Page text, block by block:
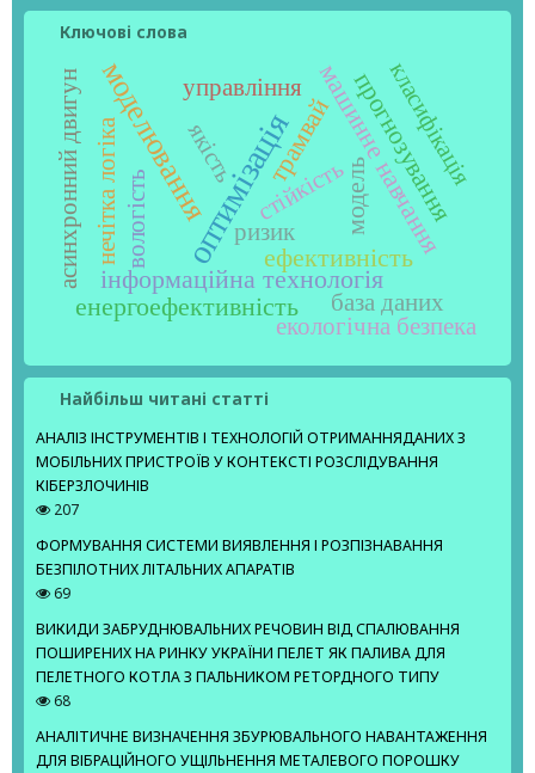
Ключові слова
оптимізація
моделювання
інформаційна технологія
ефективність
машинне навчання
модель
прогнозування
енергоефективність
трамвай
вологість ризик
управління
стійкість
асинхронний двигун якість
екологічна безпека
нечітка логіка класифікація
база даних
Найбільш читані статті
АНАЛІЗ ІНСТРУМЕНТІВ І ТЕХНОЛОГІЙ ОТРИМАННЯДАНИХ З
МОБІЛЬНИХ ПРИСТРОЇВ У КОНТЕКСТІ РОЗСЛІДУВАННЯ
КІБЕРЗЛОЧИНІВ
207
ФОРМУВАННЯ СИСТЕМИ ВИЯВЛЕННЯ І РОЗПІЗНАВАННЯ
БЕЗПІЛОТНИХ ЛІТАЛЬНИХ АПАРАТІВ
69
ВИКИДИ ЗАБРУДНЮВАЛЬНИХ РЕЧОВИН ВІД СПАЛЮВАННЯ
ПОШИРЕНИХ НА РИНКУ УКРАЇНИ ПЕЛЕТ ЯК ПАЛИВА ДЛЯ
ПЕЛЕТНОГО КОТЛА З ПАЛЬНИКОМ РЕТОРДНОГО ТИПУ
68
АНАЛІТИЧНЕ ВИЗНАЧЕННЯ ЗБУРЮВАЛЬНОГО НАВАНТАЖЕННЯ
ДЛЯ ВІБРАЦІЙНОГО УЩІЛЬНЕННЯ МЕТАЛЕВОГО ПОРОШКУ